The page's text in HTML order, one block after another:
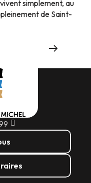
simplement, au
de Saint-